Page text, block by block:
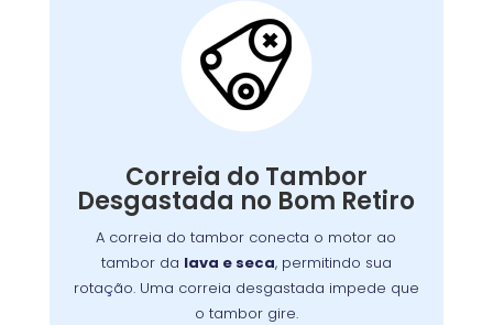
Correia do Tambor
Desgastada no Bom Retiro
A correia do tambor conecta o motor ao
tambor da lava e seca, permitindo sua
rotação. Uma correia desgastada impede que
o tambor gire.
Correia do Tambor
Desgastada:
correia do tambor
conecta o motor ao
máquina de lavar
giro. Com o tempo, pode se desgastar, perder
que não gira, ruídos estranhos ou ciclos
incompletos.
Substituir a correia desgastada é
essencial para o funcionamento eficiente da
máquina
. Verifique periodicamente e consulte
um técnico para a troca adequada, garantindo
maior durabilidade do equipamento